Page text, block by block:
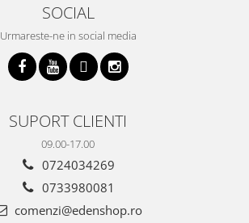
SOCIAL
Urmareste-ne in social media
SUPORT CLIENTI
09.00-17.00
0724034269
0733980081
comenzi@edenshop.ro